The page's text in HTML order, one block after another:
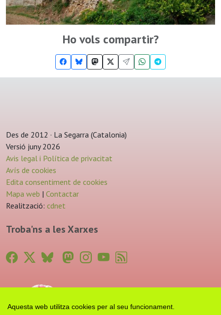
Aquesta web utilitza cookies per al seu funcionament.
Ho vols compartir?
Des de 2012 · La Segarra (Catalonia)
Versió juny 2026
Avis legal i Política de privacitat
Avís de cookies
Edita consentiment de cookies
Mapa web | Contactar
Realització: cdnet
Troba'ns a les Xarxes